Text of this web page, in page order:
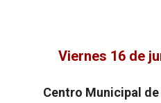
Viernes 16 de
Centro Municipal